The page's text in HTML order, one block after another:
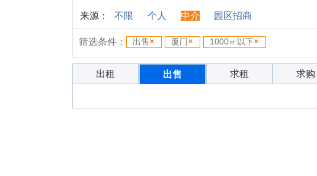
来源： 不限 个人 中介 园区招商
筛选条件： 出售 厦门 1000㎡以下
出租 出售 求租 求购